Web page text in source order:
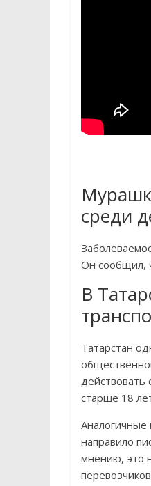
среди
Он сообщил,
В
Татарстан
действовать
старше 18
направило
мнению, это